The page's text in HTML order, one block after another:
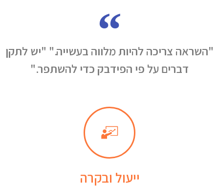
"השראה צריכה להיות מלווה בעשייה." "יש לתקן
דברים על פי הפידבק כדי להשתפר."
ייעול ובקרה